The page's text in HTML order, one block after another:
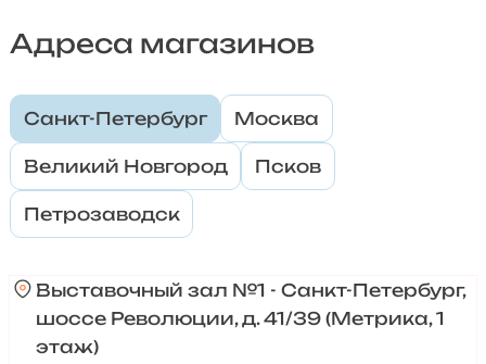
Адреса магазинов
Санкт-Петербург Москва
Великий Новгород Псков
Петрозаводск
Выставочный зал №1 - Санкт-Петербург,
шоссе Революции, д. 41/39 (Метрика, 1
этаж)